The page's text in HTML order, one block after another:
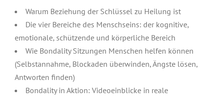
Warum Beziehung der Schlüssel zu Heilung ist
Die vier Bereiche des Menschseins: der kognitive,
emotionale, schützende und körperliche Bereich
Wie Bondality Sitzungen Menschen helfen können
(Selbstannahme, Blockaden überwinden, Ängste lösen,
Antworten finden)
Bondality in Aktion: Videoeinblicke in reale